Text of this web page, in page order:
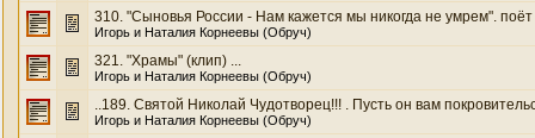
310. "Сыновья России - Нам кажется мы никогда не умрем".
Игорь и Наталия Корнеевы (Обруч)
321. "Храмы" (клип) ...
Игорь и Наталия Корнеевы (Обруч)
..189. Святой Николай Чудотворец!!! . Пусть он вам
Игорь и Наталия Корнеевы (Обруч)